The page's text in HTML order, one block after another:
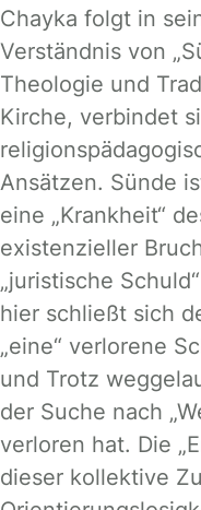
Chayka folgt in
Verständnis von
Theologie und
Kirche, verbindet
Ansätzen. Sünde
eine „Krankheit“
existenzieller
„juristische
hier schließt sich
„eine“ verlorene
und Trotz
der Suche nach
verloren hat. Die
dieser kollektive